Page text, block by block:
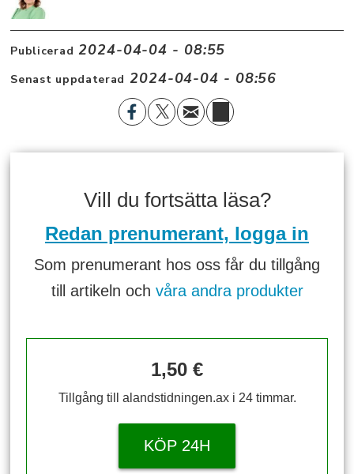
Publicerad 2024-04-04 - 08:55
Senast uppdaterad 2024-04-04 - 08:56
Vill du fortsätta läsa?
Redan prenumerant, logga in
Som prenumerant hos oss får du tillgång
till artikeln och våra andra produkter
1,50 €
Tillgång till alandstidningen.ax i 24 timmar.
KÖP 24H